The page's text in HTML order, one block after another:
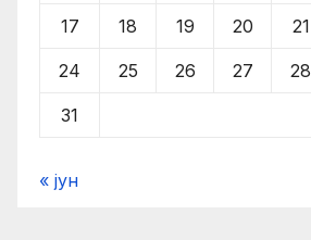
17 18 19 20 21
24 25 26 27 28
31
« јун